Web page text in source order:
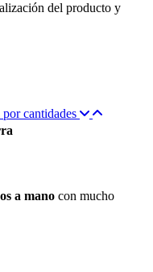
del producto y
cantidades
a mano con mucho